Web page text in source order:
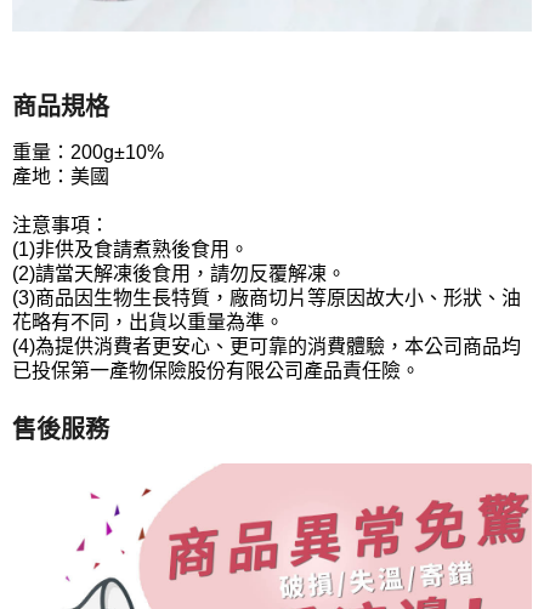
商品規格
重量：200g±10%
產地：美國
注意事項：
(1)非供及食請煮熟後食用。
(2)請當天解凍後食用，請勿反覆解凍。
(3)商品因生物生長特質，廠商切片等原因故大小、形狀、油
花略有不同，出貨以重量為準。
(4)為提供消費者更安心、更可靠的消費體驗，本公司商品均
已投保第一產物保險股份有限公司產品責任險。
售後服務